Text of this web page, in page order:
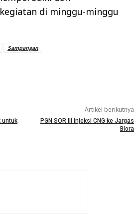
di minggu-minggu
Sampangan
untuk
Artikel berikutnya
PGN SOR III Injeksi CNG ke Jargas
Blora